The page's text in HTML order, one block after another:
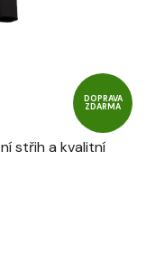
střih a kvalitní
DOPRAVA
ZDARMA